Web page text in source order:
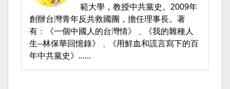
範大學，教授中共黨史。2009年
創辦台灣青年反共救國團，擔任理事長。著
有﹕《一個中國人的台灣情》﹑《我的雜種人
生--林保華回憶錄》﹑《用鮮血和謊言寫下的百
年中共黨史》......